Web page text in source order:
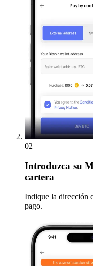
02
Introduzca su
cartera
Indique la dirección
pago.